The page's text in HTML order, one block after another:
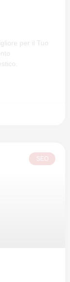
per il Tuo
SEO